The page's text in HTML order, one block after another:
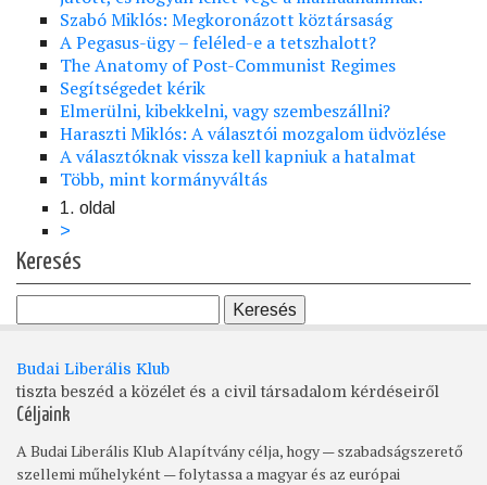
Szabó Miklós: Megkoronázott köztársaság
A Pegasus-ügy – feléled-e a tetszhalott?
The Anatomy of Post-Communist Regimes
Segítségedet kérik
Elmerülni, kibekkelni, vagy szembeszállni?
Haraszti Miklós: A választói mozgalom üdvözlése
A választóknak vissza kell kapniuk a hatalmat
Több, mint kormányváltás
Oldalszámozás
1. oldal
Következő
oldal
>
Keresés
Budai Liberális Klub
tiszta beszéd a közélet és a civil társadalom kérdéseiről
Céljaink
A Budai Liberális Klub Alapítvány célja, hogy — szabadságszerető
szellemi műhelyként — folytassa a magyar és az európai